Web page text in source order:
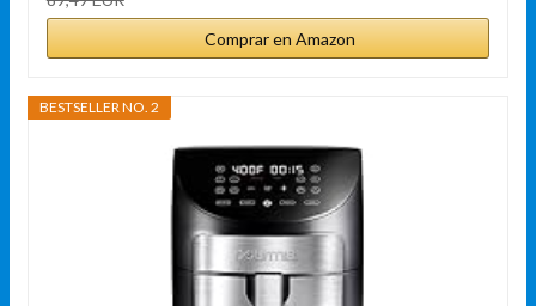
Comprar en Amazon
BESTSELLER NO. 2